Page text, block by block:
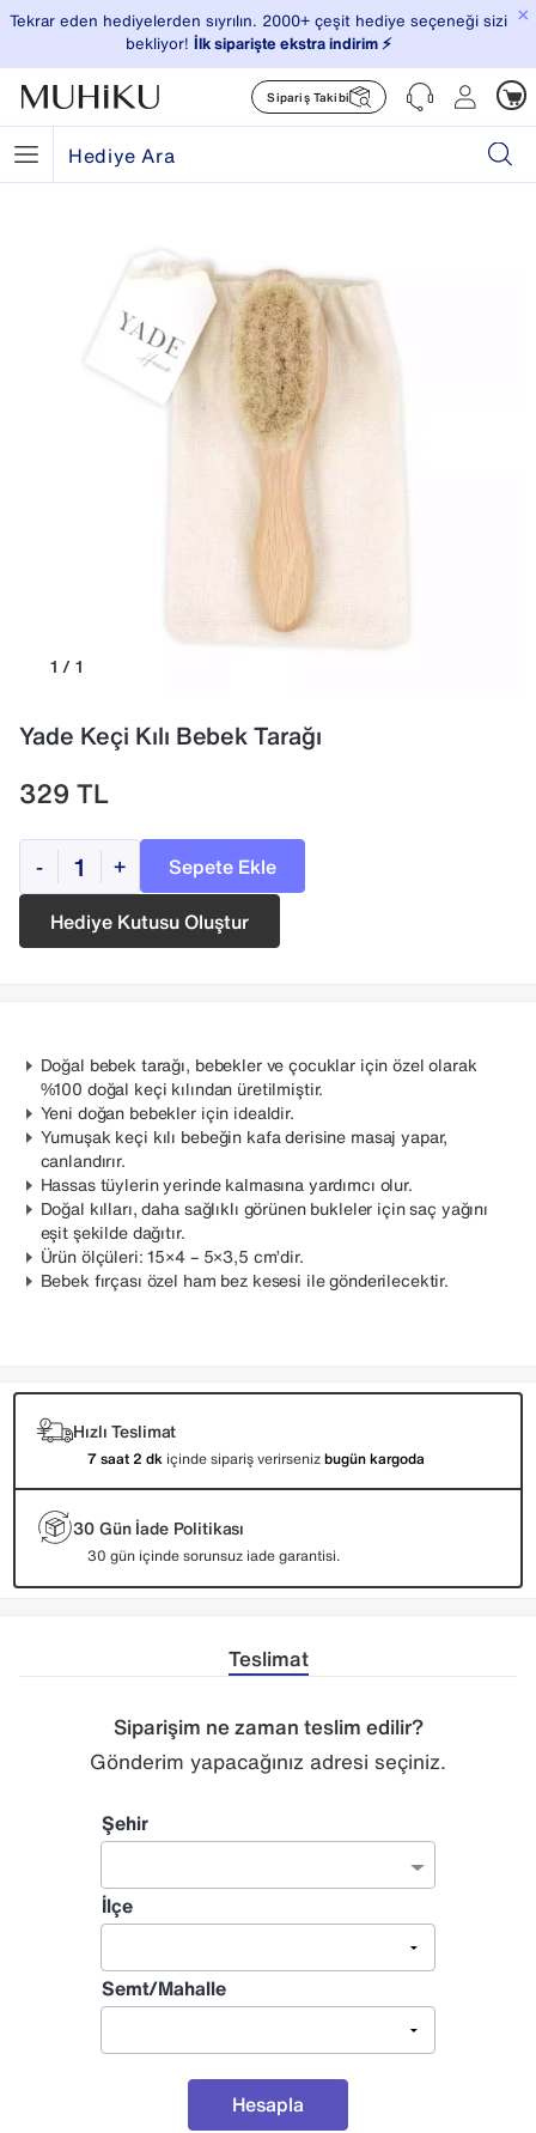
×
Tekrar eden hediyelerden sıyrılın. 2000+ çeşit hediye seçeneği sizi
bekliyor! İlk siparişte ekstra indirim ⚡️
Sipariş Takibi
1 / 1
Yade Keçi Kılı Bebek Tarağı
329 TL
- +
Sepete Ekle
Hediye Kutusu Oluştur
Doğal bebek tarağı, bebekler ve çocuklar için özel olarak
%100 doğal keçi kılından üretilmiştir.
Yeni doğan bebekler için idealdir.
Yumuşak keçi kılı bebeğin kafa derisine masaj yapar,
canlandırır.
Hassas tüylerin yerinde kalmasına yardımcı olur.
Doğal kılları, daha sağlıklı görünen bukleler için saç yağını
eşit şekilde dağıtır.
Ürün ölçüleri: 15×4 – 5×3,5 cm’dir.
Bebek fırçası özel ham bez kesesi ile gönderilecektir.
Hızlı Teslimat
7 saat 2 dk içinde sipariş verirsenizbugün kargoda
30 Gün İade Politikası
30 gün içinde sorunsuz iade garantisi.
Teslimat
Siparişim ne zaman teslim edilir?
Gönderim yapacağınız adresi seçiniz.
Şehir
İlçe
Semt/Mahalle
Hesapla